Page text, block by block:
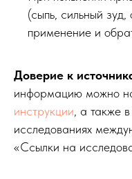
(сыпь, сильный
применение и
Доверие к
информацию можно
инструкции, а также
исследованиях
«Ссылки на